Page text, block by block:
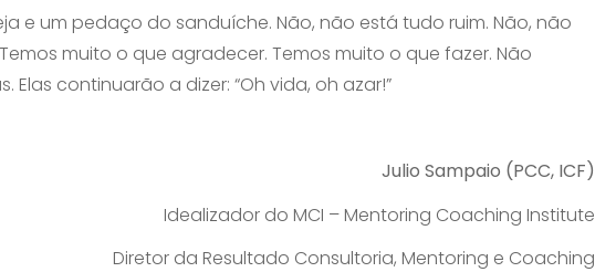
um pedaço do sanduíche. Não, não está tudo ruim. Não, não
muito o que agradecer. Temos muito o que fazer. Não
continuarão a dizer: “Oh vida, oh azar!”
Julio Sampaio (PCC, ICF)
Idealizador do MCI – Mentoring Coaching Institute
Diretor da Resultado Consultoria, Mentoring e Coaching